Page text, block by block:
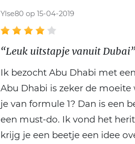
Ylse80 op 15-04-2019
“Leuk uitstapje vanuit Dubai”
Ik bezocht Abu Dhabi met
Abu Dhabi is zeker de
je van formule 1? Dan is een
een must-do. Ik vond het
krijg je een beetje een idee